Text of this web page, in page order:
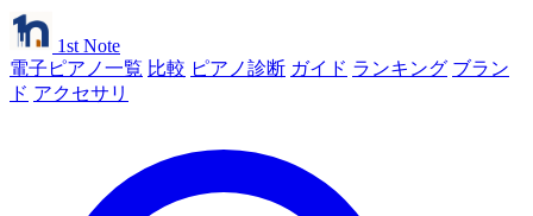
1st Note
電子ピアノ一覧 比較 ピアノ診断 ガイド ランキング ブラン
ド アクセサリ